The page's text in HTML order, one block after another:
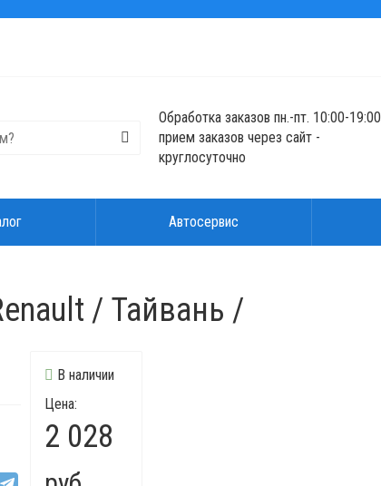
Обработка заказов пн.-пт. 10:00-19:00
прием заказов через сайт -
круглосуточно
Автосервис
/ Тайвань /
В наличии
Цена:
2 028